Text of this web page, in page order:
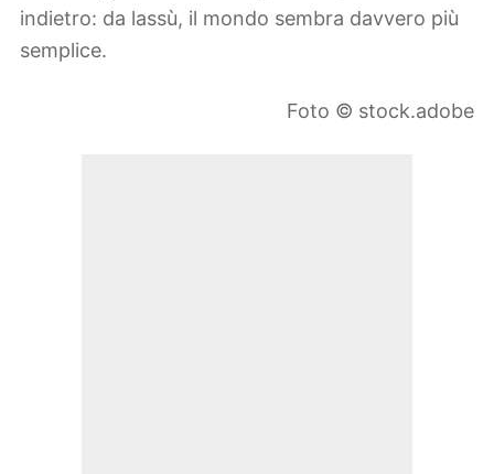
indietro: da lassù, il mondo sembra davvero più
semplice.
Foto © stock.adobe